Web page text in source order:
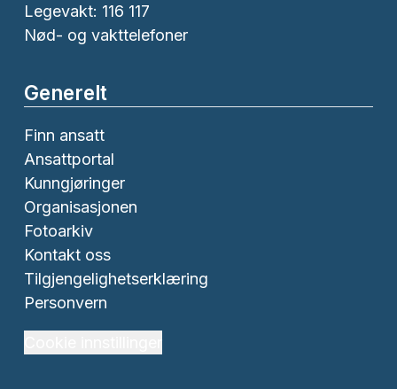
Legevakt: 116 117
Nød- og vakttelefoner
Generelt
Finn ansatt
Ansattportal
Kunngjøringer
Organisasjonen
Fotoarkiv
Kontakt oss
Tilgjengelighetserklæring
Personvern